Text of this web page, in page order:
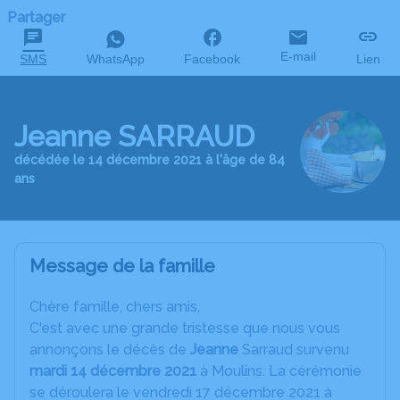
Partager
SMS WhatsApp Facebook E-mail Lien
Jeanne SARRAUD
décédée le 14 décembre 2021 à l'âge de 84
ans
Message de la famille
Chère famille, chers amis,
C'est avec une grande tristesse que nous vous
annonçons le décès de Jeanne Sarraud survenu
mardi 14 décembre 2021 à Moulins. La cérémonie
se déroulera le vendredi 17 décembre 2021 à